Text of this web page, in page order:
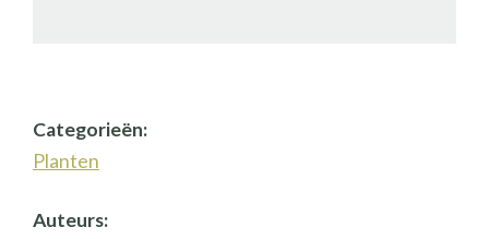
Categorieën:
Planten
Auteurs: